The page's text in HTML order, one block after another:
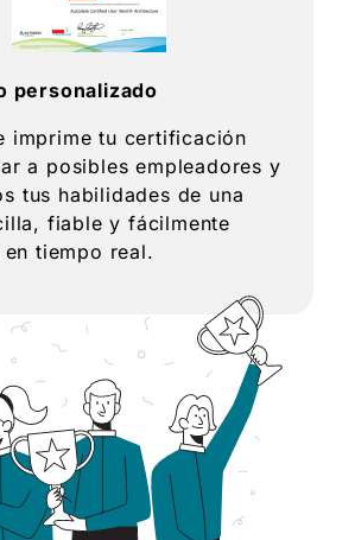
personalizado
imprime tu certificación
a posibles empleadores y
tus habilidades de una
fiable y fácilmente
tiempo real.